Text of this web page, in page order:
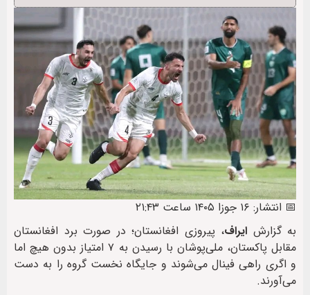
📅 انتشار: ۱۶ جوزا ۱۴۰۵ ساعت ۲۱:۴۳
به گزارش ایراف، پیروزی افغانستان؛ در صورت برد افغانستان
مقابل پاکستان، ملی‌پوشان با رسیدن به ۷ امتیاز بدون هیچ اما
و اگری راهی فینال می‌شوند و جایگاه نخست گروه را به دست
می‌آورند.